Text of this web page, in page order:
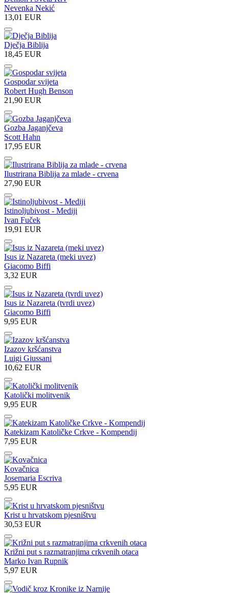
Nevenka Nekić
13,01 EUR
Dječja Biblija
18,45 EUR
Gospodar svijeta
Robert Hugh Benson
21,90 EUR
Gozba Jaganjčeva
Scott Hahn
17,95 EUR
Ilustrirana Biblija za mlade - crvena
27,90 EUR
Istinoljubivost - Mediji
Ivan Fuček
19,91 EUR
Isus iz Nazareta (meki uvez)
Giacomo Biffi
3,32 EUR
Isus iz Nazareta (tvrdi uvez)
Giacomo Biffi
9,95 EUR
Izazov kršćanstva
Luigi Giussani
10,62 EUR
Katolički molitvenik
9,95 EUR
Katekizam Katoličke Crkve - Kompendij
7,95 EUR
Kovačnica
Josemaria Escriva
5,95 EUR
Krist u hrvatskom pjesništvu
30,53 EUR
Križni put s razmatranjima crkvenih otaca
Marko Ivan Rupnik
5,97 EUR